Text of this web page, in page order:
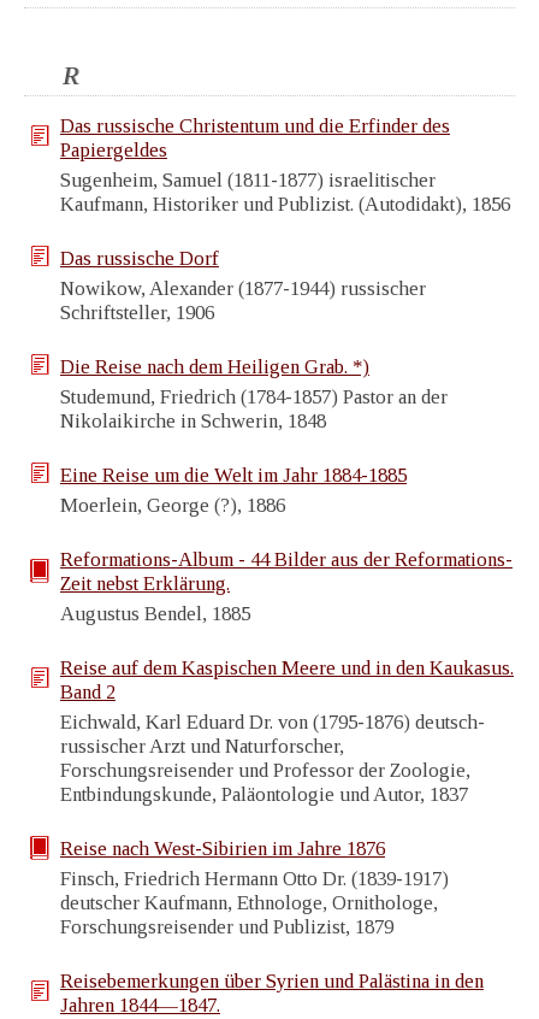
R
Das russische Christentum und die Erfinder des
Papiergeldes
Sugenheim, Samuel (1811-1877) israelitischer
Kaufmann, Historiker und Publizist. (Autodidakt), 1856
Das russische Dorf
Nowikow, Alexander (1877-1944) russischer
Schriftsteller, 1906
Die Reise nach dem Heiligen Grab. *)
Studemund, Friedrich (1784-1857) Pastor an der
Nikolaikirche in Schwerin, 1848
Eine Reise um die Welt im Jahr 1884-1885
Moerlein, George (?), 1886
Reformations-Album - 44 Bilder aus der Reformations-
Zeit nebst Erklärung.
Augustus Bendel, 1885
Reise auf dem Kaspischen Meere und in den Kaukasus.
Band 2
Eichwald, Karl Eduard Dr. von (1795-1876) deutsch-
russischer Arzt und Naturforscher,
Forschungsreisender und Professor der Zoologie,
Entbindungskunde, Paläontologie und Autor, 1837
Reise nach West-Sibirien im Jahre 1876
Finsch, Friedrich Hermann Otto Dr. (1839-1917)
deutscher Kaufmann, Ethnologe, Ornithologe,
Forschungsreisender und Publizist, 1879
Reisebemerkungen über Syrien und Palästina in den
Jahren 1844—1847.